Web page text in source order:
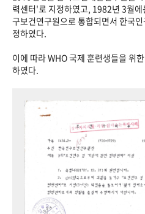
력센터'로 지정하였고, 1982년 3월
구보건연구원으로 통합되면서 한국
정하였다.
이에 따라 WHO 국제 훈련생들을 위
하였다.